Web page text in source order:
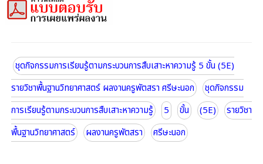
ชุดกิจกรรมการเรียนรู้ตามกระบวนการสืบเสาะหาความรู้ 5 ขั้น (5E)
รายวิชาพื้นฐานวิทยาศาสตร์ ผลงานครูพัตสรา ศรีษะนอก
ชุดกิจกรรม
การเรียนรู้ตามกระบวนการสืบเสาะหาความรู้
5 ขั้น (5E)
รายวิชา
พื้นฐานวิทยาศาสตร์
ผลงานครูพัตสรา ศรีษะนอก